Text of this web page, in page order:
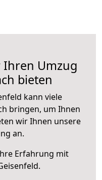
Umzug
bieten
kann viele
bringen, um Ihnen
wir Ihnen unsere
an.
Erfahrung mit
.